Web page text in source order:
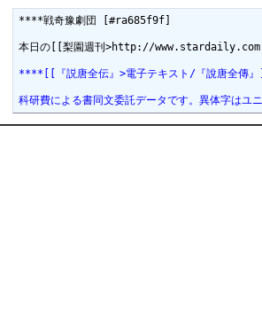
****戦奇豫劇団 [#ra685f9f]
本日の[[梨園週刊>http://www.stardaily.com.cn/
****[[『説唐全伝』>電子テキスト/『說唐全傳
科研費による書同文委託データです。異体字はユ